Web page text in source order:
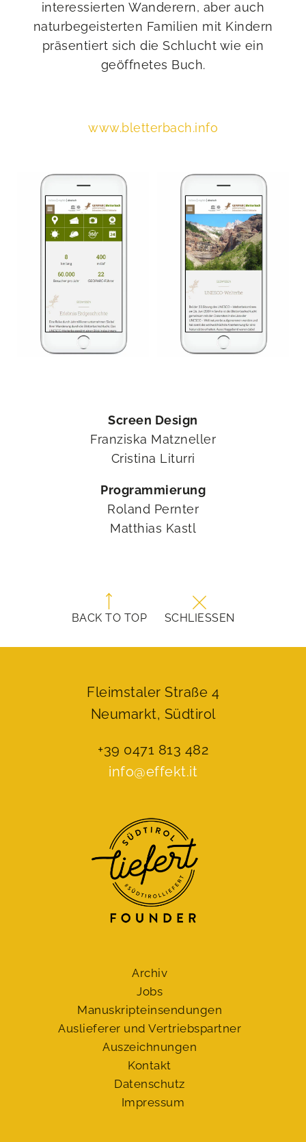
interessierten Wanderern, aber auch
naturbegeisterten Familien mit Kindern
präsentiert sich die Schlucht wie ein
geöffnetes Buch.
www.bletterbach.info
Screen Design
Franziska Matzneller
Cristina Liturri
Programmierung
Roland Pernter
Matthias Kastl
BACK TO TOP SCHLIESSEN
Fleimstaler Straße 4
Neumarkt, Südtirol
+39 0471 813 482
info@effekt.it
Archiv
Jobs
Manuskript­einsendungen
Auslieferer und Vertriebspartner
Auszeichnungen
Kontakt
Datenschutz
Impressum